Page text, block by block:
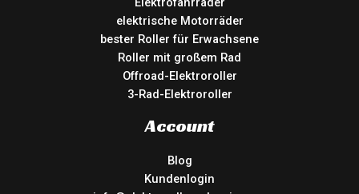
elektrische Motorräder
bester Roller für Erwachsene
Roller mit großem Rad
Offroad-Elektroroller
3-Rad-Elektroroller
Account
Blog
Kundenlogin